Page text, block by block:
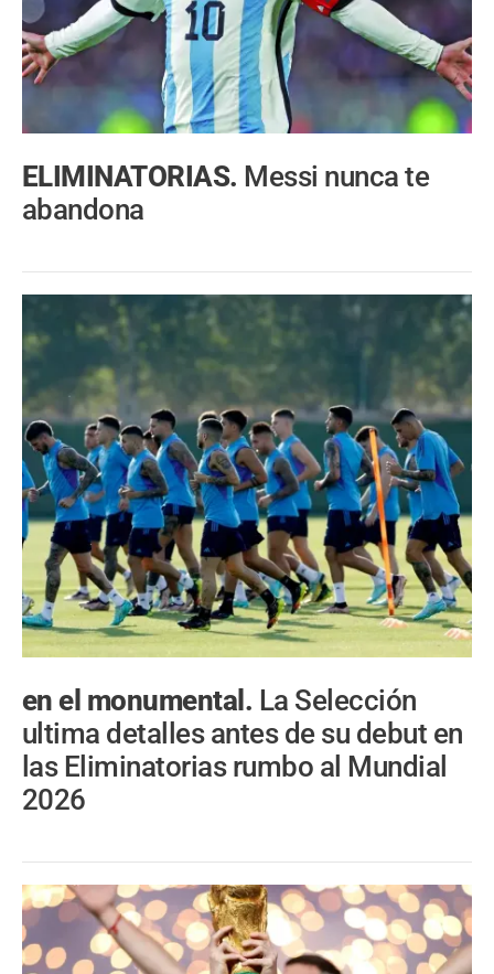
ELIMINATORIAS. Messi nunca te
abandona
en el monumental. La Selección
ultima detalles antes de su debut en
las Eliminatorias rumbo al Mundial
2026